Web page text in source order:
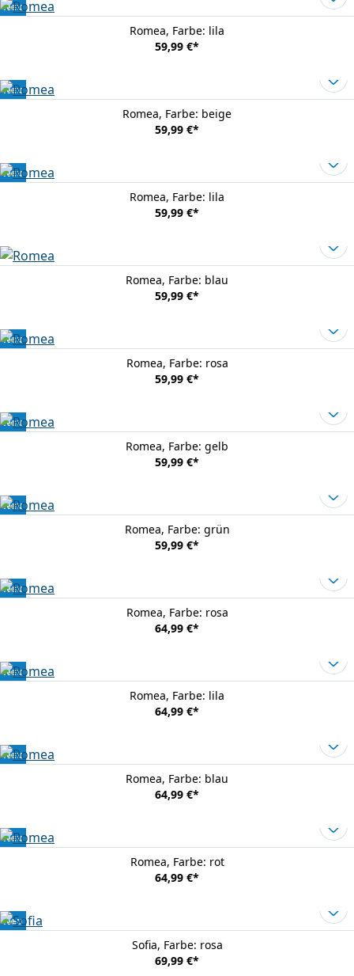
Neu
Romea, Farbe: lila
59,99 €*
Neu
Romea, Farbe: beige
59,99 €*
Neu
Romea, Farbe: lila
59,99 €*
Romea, Farbe: blau
59,99 €*
Neu
Romea, Farbe: rosa
59,99 €*
Neu
Romea, Farbe: gelb
59,99 €*
Neu
Romea, Farbe: grün
59,99 €*
Neu
Romea, Farbe: rosa
64,99 €*
Neu
Romea, Farbe: lila
64,99 €*
Neu
Romea, Farbe: blau
64,99 €*
Neu
Romea, Farbe: rot
64,99 €*
Neu
Sofia, Farbe: rosa
69,99 €*